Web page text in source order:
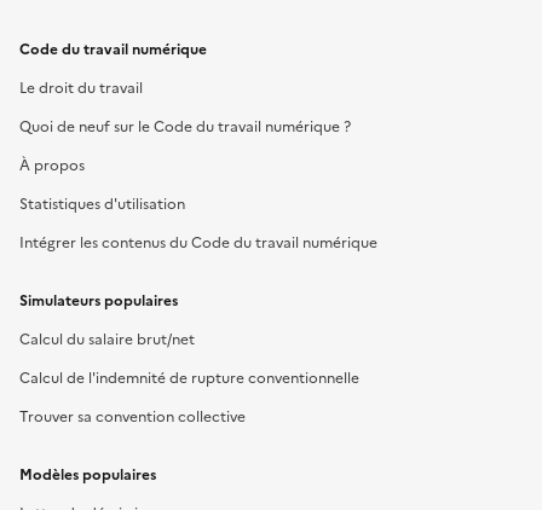
Code du travail numérique
Le droit du travail
Quoi de neuf sur le Code du travail numérique ?
À propos
Statistiques d'utilisation
Intégrer les contenus du Code du travail numérique
Simulateurs populaires
Calcul du salaire brut/net
Calcul de l'indemnité de rupture conventionnelle
Trouver sa convention collective
Modèles populaires